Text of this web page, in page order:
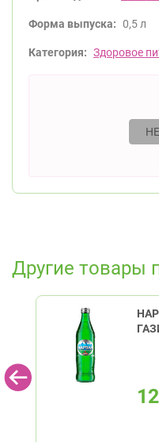
Форма выпуска: 0,5 л
Категория: Здоровое
Другие товары